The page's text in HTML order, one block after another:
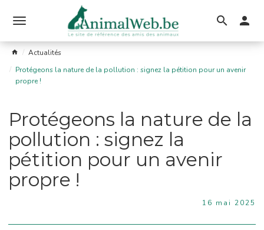
le
menu
Actualités
Protégeons la nature de la pollution : signez la pétition pour un avenir
propre !
Protégeons la nature de la
pollution : signez la
pétition pour un avenir
propre !
16 mai 2025